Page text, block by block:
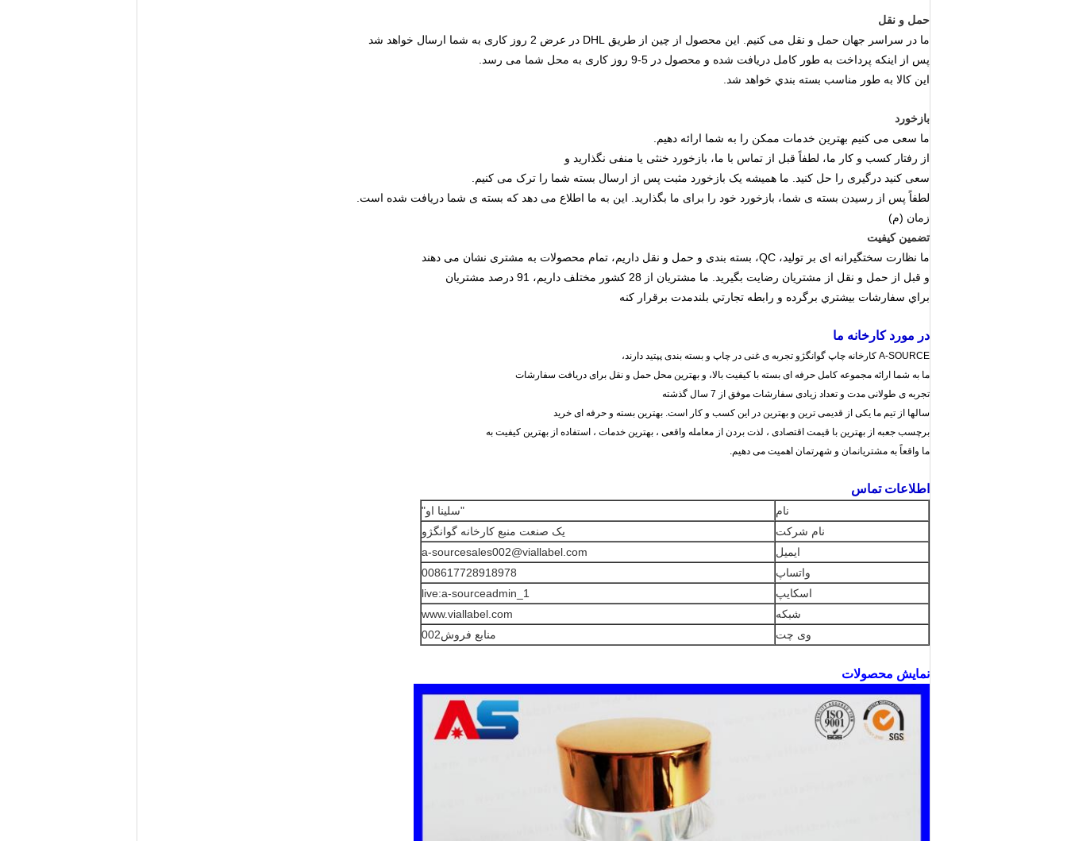
حمل و نقل
ما در سراسر جهان حمل و نقل می کنیم. این محصول از چین از طریق DHL در عرض 2 روز کاری به شما ارسال خواهد شد
پس از اینکه پرداخت به طور کامل دریافت شده و محصول در 5-9 روز کاری به محل شما می رسد.
اين کالا به طور مناسب بسته بندي خواهد شد.
بازخورد
ما سعی می کنیم بهترین خدمات ممکن را به شما ارائه دهیم.
از رفتار کسب و کار ما، لطفاً قبل از تماس با ما، بازخورد خنثی یا منفی نگذارید و
سعی کنید درگیری را حل کنید. ما همیشه یک بازخورد مثبت پس از ارسال بسته شما را ترک می کنیم.
لطفاً پس از رسیدن بسته ی شما، بازخورد خود را برای ما بگذارید. این به ما اطلاع می دهد که بسته ی شما دریافت شده است.
زمان (م)
تضمین کیفیت
ما نظارت سختگیرانه ای بر تولید، QC، بسته بندی و حمل و نقل داریم، تمام محصولات به مشتری نشان می دهند
و قبل از حمل و نقل از مشتریان رضایت بگیرید. ما مشتریان از 28 کشور مختلف داریم، 91 درصد مشتریان
براي سفارشات بيشتري برگرده و رابطه تجارتي بلندمدت برقرار کنه
در مورد کارخانه ما
A-SOURCE کارخانه چاپ گوانگژو تجربه ی غنی در چاپ و بسته بندی پپتید دارند،
ما به شما ارائه مجموعه کامل حرفه ای بسته با کیفیت بالا، و بهترین محل حمل و نقل برای دریافت سفارشات
تجربه ی طولانی مدت و تعداد زیادی سفارشات موفق از 7 سال گذشته
سالها از تیم ما یکی از قدیمی ترین و بهترین در این کسب و کار است. بهترین بسته و حرفه ای خرید
برچسب جعبه از بهترین با قیمت اقتصادی ، لذت بردن از معامله واقعی ، بهترین خدمات ، استفاده از بهترین کیفیت به
ما واقعاً به مشتریانمان و شهرتمان اهمیت می دهیم.
اطلاعات تماس
نام
"سلينا او"
نام شرکت
یک صنعت منبع کارخانه گوانگژو
ایمیل
a-sourcesales002@viallabel.com
واتساپ
008617728918978
اسکایپ
live:a-sourceadmin_1
شبکه
www.viallabel.com
وی چت
منابع فروش002
نمایش محصولات